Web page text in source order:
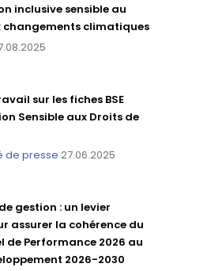
inclusive sensible au
changements climatiques
sur les fiches BSE
Sensible aux Droits de
de presse 27.06.2025
gestion : un levier
assurer la cohérence du
de Performance 2026 au
2026-2030